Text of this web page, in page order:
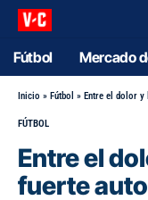
Fútbol Mercado
Inicio » Fútbol » Entre el dolor y
FÚTBOL
Entre el
fuerte